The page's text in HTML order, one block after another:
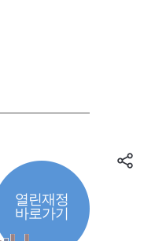
열린재정
바로가기